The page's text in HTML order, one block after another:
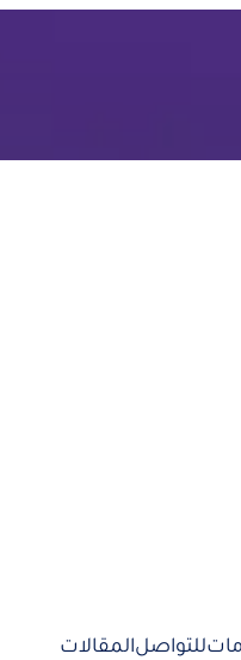
للتواصلالمقالات